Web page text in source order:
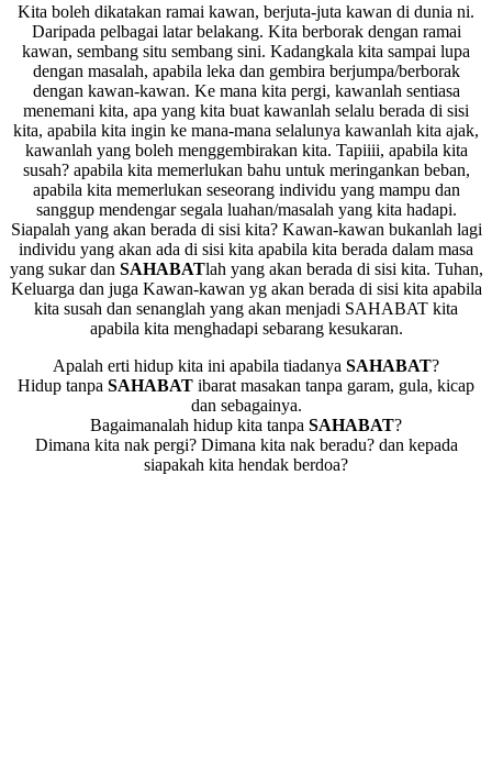
Kita boleh dikatakan ramai kawan, berjuta-juta kawan di dunia ni.
Daripada pelbagai latar belakang. Kita berborak dengan ramai
kawan, sembang situ sembang sini. Kadangkala kita sampai lupa
dengan masalah, apabila leka dan gembira berjumpa/berborak
dengan kawan-kawan. Ke mana kita pergi, kawanlah sentiasa
menemani kita, apa yang kita buat kawanlah selalu berada di sisi
kita, apabila kita ingin ke mana-mana selalunya kawanlah kita ajak,
kawanlah yang boleh menggembirakan kita. Tapiiii, apabila kita
susah? apabila kita memerlukan bahu untuk meringankan beban,
apabila kita memerlukan seseorang individu yang mampu dan
sanggup mendengar segala luahan/masalah yang kita hadapi.
Siapalah yang akan berada di sisi kita? Kawan-kawan bukanlah lagi
individu yang akan ada di sisi kita apabila kita berada dalam masa
yang sukar dan SAHABATlah yang akan berada di sisi kita. Tuhan,
Keluarga dan juga Kawan-kawan yg akan berada di sisi kita apabila
kita susah dan senanglah yang akan menjadi SAHABAT kita
apabila kita menghadapi sebarang kesukaran.
Apalah erti hidup kita ini apabila tiadanya SAHABAT?
Hidup tanpa SAHABAT ibarat masakan tanpa garam, gula, kicap
dan sebagainya.
Bagaimanalah hidup kita tanpa SAHABAT?
Dimana kita nak pergi? Dimana kita nak beradu? dan kepada
siapakah kita hendak berdoa?